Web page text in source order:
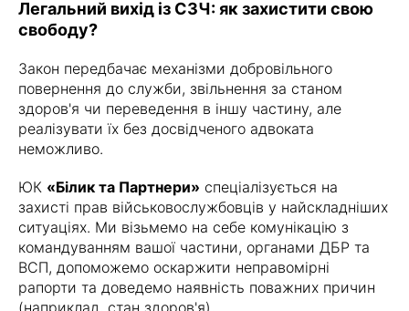
Легальний вихід із СЗЧ: як захистити свою
свободу?
Закон передбачає механізми добровільного
повернення до служби, звільнення за станом
здоров'я чи переведення в іншу частину, але
реалізувати їх без досвідченого адвоката
неможливо.
ЮК «Білик та Партнери» спеціалізується на
захисті прав військовослужбовців у найскладніших
ситуаціях. Ми візьмемо на себе комунікацію з
командуванням вашої частини, органами ДБР та
ВСП, допоможемо оскаржити неправомірні
рапорти та доведемо наявність поважних причин
(наприклад, стан здоров'я).